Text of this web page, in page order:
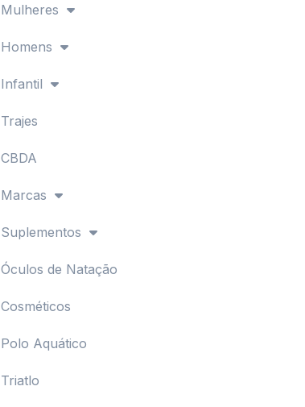
Mulheres
Homens
Infantil
Trajes
CBDA
Marcas
Suplementos
Óculos de Natação
Cosméticos
Polo Aquático
Triatlo